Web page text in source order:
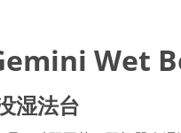
Wet
湿法台